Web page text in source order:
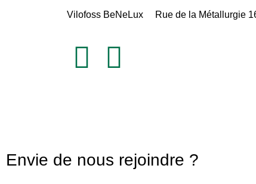
Vilofoss BeNeLux Rue de la Métallurgie
Envie de nous rejoindre ?